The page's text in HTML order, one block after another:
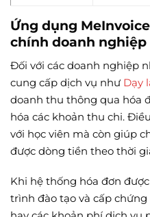
Ứng dụng
chính doanh nghiệp
Đối với các doanh nghiệp
cung cấp dịch vụ như Dạy
doanh thu thông qua hóa
hóa các khoản thu chi.
với học viên mà còn giúp
được dòng tiền theo thời
Khi hệ thống hóa đơn
trình đào tạo và cấp